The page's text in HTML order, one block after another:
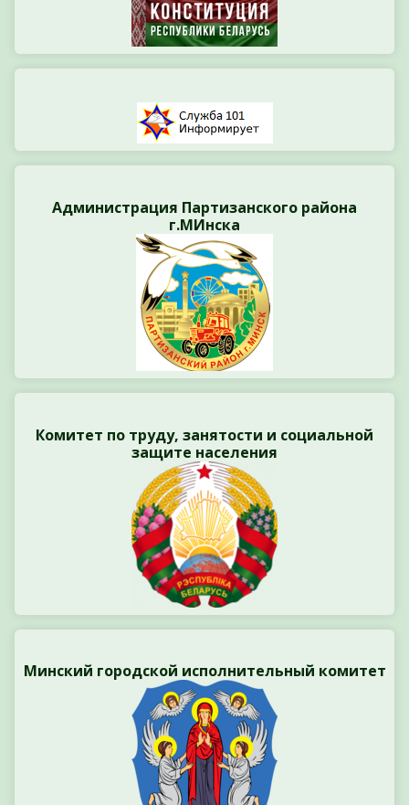
Администрация Партизанского района
г.МИнска
Комитет по труду, занятости и социальной
защите населения
Минский городской исполнительный комитет